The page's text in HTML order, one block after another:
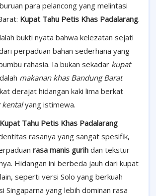
para pelancong yang melintasi
Kupat Tahu Petis Khas Padalarang.
bukti nyata bahwa kelezatan sejati
perpaduan bahan sederhana yang
rahasia. Ia bukan sekadar kupat
makanan khas Bandung Barat
derajat hidangan kaki lima berkat
kentalyang istimewa.
Kupat Tahu Petis Khas Padalarang
rasanya yang sangat spesifik,
rasa manis gurih dan tekstur
Hidangan ini berbeda jauh dari kupat
seperti versi Solo yang berkuah
Singaparna yang lebih dominan rasa